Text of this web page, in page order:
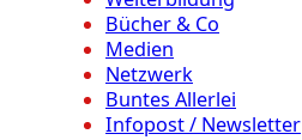
Bücher & Co
Medien
Netzwerk
Buntes Allerlei
Infopost / Newsletter